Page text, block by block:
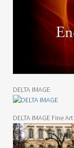
DELTA IMAGE
DELTA IMAGE Fine